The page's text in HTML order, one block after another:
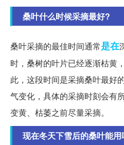
桑叶什么时候采摘最好?
桑叶采摘的最佳时间通常是在
时，桑树的叶片已经逐渐枯黄
此，这段时间是采摘桑叶最好
气变化，具体的采摘时刻会有
变黄、枯萎之前尽量采摘。
现在冬天下雪后的桑叶能用